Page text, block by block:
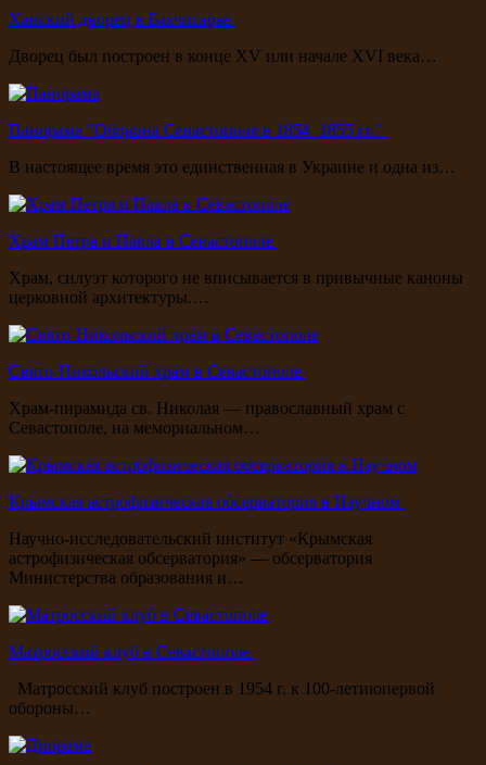
Ханский дворец в Бахчисарае
Дворец был построен в конце XV или начале XVI века…
Панорама "Оборона Севастополя в 1854–1855 гг."
В настоящее время это единственная в Украине и одна из…
Храм Петра и Павла в Севастополе
Храм, силуэт которого не вписывается в привычные каноны
церковной архитектуры.…
Свято-Никольский храм в Севастополе
Храм-пирамида св. Николая — православный храм с
Севастополе, на мемориальном…
Крымская астрофизическая обсерватория в Научном
Научно-исследовательский институт «Крымская
астрофизическая обсерватория» — обсерватория
Министерства образования и…
Матросский клуб в Севастополе
Матросский клуб построен в 1954 г. к 100-летиюпервой
обороны…